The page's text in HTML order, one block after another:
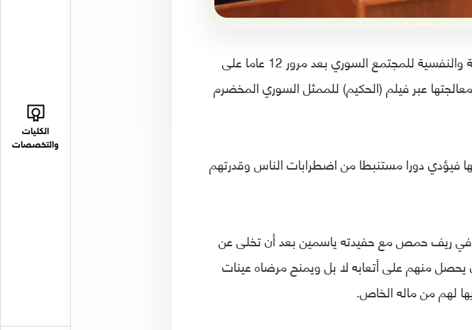
الكليات
والتخصصات
يوثق شريط سينمائي من 95 دقيقة الحالة الاجتماعية والنفسية للمجتمع السوري بعد مرور 12 عاما على
عبر فيلم (الحكيم) للممثل السوري المخضرم
فيؤدي دورا مستنبطا من اضطرابات الناس وقدرتهم
في ريف حمص مع حفيدته ياسمين بعد أن تخلى عن
منهم على أتعابه لا بل ويمنح مرضاه عينات
لهم من ماله الخاص.